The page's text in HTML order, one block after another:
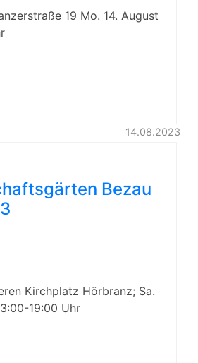
19 Mo. 14. August
14.08.2023
Bezau
Kirchplatz Hörbranz; Sa.
19:00 Uhr